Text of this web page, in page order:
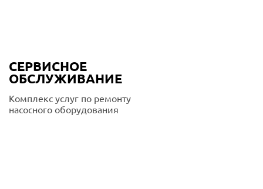
СЕРВИСНОЕ
ОБСЛУЖИВАНИЕ
Комплекс услуг по ремонту
насосного оборудования